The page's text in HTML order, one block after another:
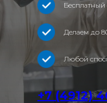
Делаем до
Любой
Бесплатный
+7 (4912)